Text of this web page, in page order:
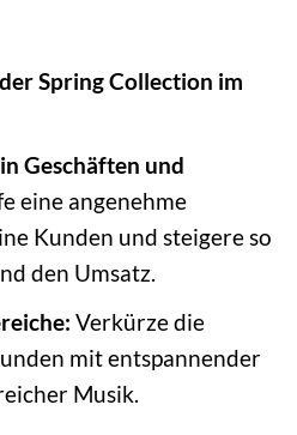
Spring Collection im
Geschäften und
eine angenehme
Kunden und steigere so
den Umsatz.
Verkürze die
mit entspannender
Musik.